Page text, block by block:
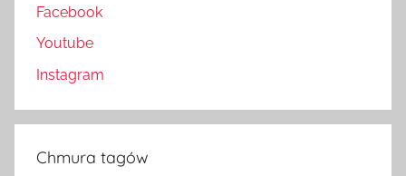
Facebook
Youtube
Instagram
Chmura tagów